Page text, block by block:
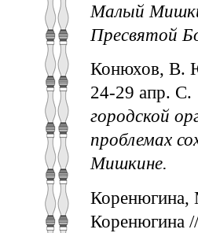
Малый
Пресвятой
Конюхов, В.
24-29 апр.
городской
проблемах
Мишкине.
Коренюгина,
Коренюгина